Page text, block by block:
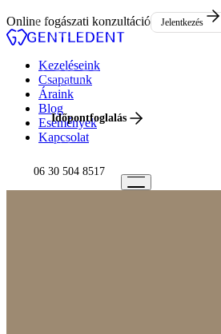
Online fogászati konzultáció Jelentkezés
Kezeléseink
Csapatunk
Áraink
Blog
Események
Kapcsolat
06 30 504 8517
Események
Kapcsolat
Időpontfoglalás